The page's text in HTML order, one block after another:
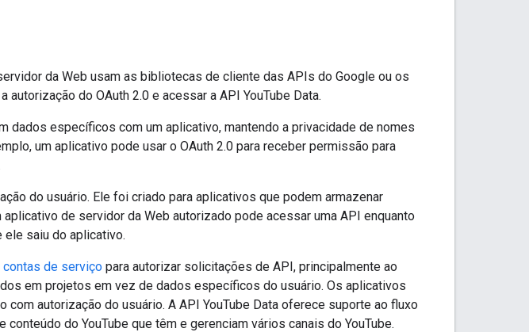
da Web usam as bibliotecas de cliente das APIs do Google ou os
autorização do OAuth 2.0 e acessar a API YouTube Data.
dados específicos com um aplicativo, mantendo a privacidade de nomes
um aplicativo pode usar o OAuth 2.0 para receber permissão para
do usuário. Ele foi criado para aplicativos que podem armazenar
de servidor da Web autorizado pode acessar uma API enquanto
ele saiu do aplicativo.
contas de serviço para autorizar solicitações de API, principalmente ao
em projetos em vez de dados específicos do usuário. Os aplicativos
com autorização do usuário. A API YouTube Data oferece suporte ao fluxo
do YouTube que têm e gerenciam vários canais do YouTube.